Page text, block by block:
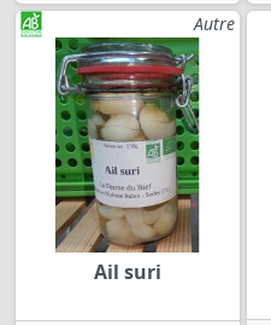
Autre
Ail suri